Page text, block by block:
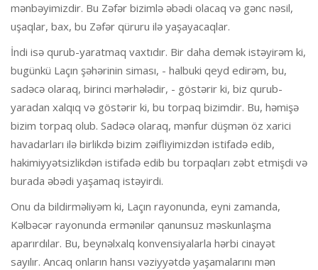
mənbəyimizdir. Bu Zəfər bizimlə əbədi olacaq və gənc nəsil,
uşaqlar, bax, bu Zəfər qüruru ilə yaşayacaqlar.
İndi isə qurub-yaratmaq vaxtıdır. Bir daha demək istəyirəm ki,
bugünkü Laçın şəhərinin siması, - halbuki qeyd edirəm, bu,
sadəcə olaraq, birinci mərhələdir, - göstərir ki, biz qurub-
yaradan xalqıq və göstərir ki, bu torpaq bizimdir. Bu, həmişə
bizim torpaq olub. Sadəcə olaraq, mənfur düşmən öz xarici
havadarları ilə birlikdə bizim zəifliyimizdən istifadə edib,
hakimiyyətsizlikdən istifadə edib bu torpaqları zəbt etmişdi və
burada əbədi yaşamaq istəyirdi.
Onu da bildirməliyəm ki, Laçın rayonunda, eyni zamanda,
Kəlbəcər rayonunda ermənilər qanunsuz məskunlaşma
aparırdılar. Bu, beynəlxalq konvensiyalarla hərbi cinayət
sayılır. Ancaq onların hansı vəziyyətdə yaşamalarını mən